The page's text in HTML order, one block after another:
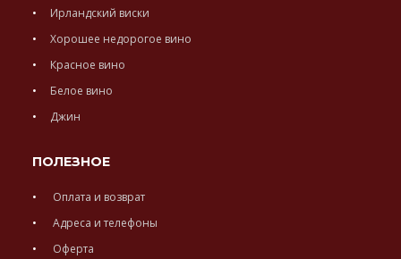
Ирландский виски
Хорошее недорогое вино
Красное вино
Белое вино
Джин
ПОЛЕЗНОЕ
Оплата и возврат
Адреса и телефоны
Оферта